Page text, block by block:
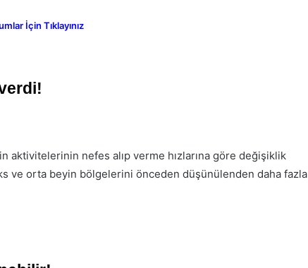
İçin Tıklayınız
aktivitelerinin nefes alıp verme hızlarına göre değişiklik
ve orta beyin bölgelerini önceden düşünülenden daha fazla